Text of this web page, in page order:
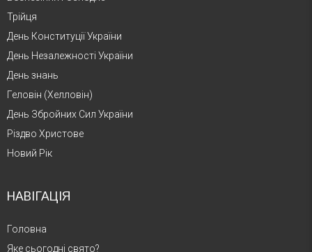
Трійця
День Конституції України
День Незалежності України
День знань
Геловін (Хелловін)
День Збройних Сил України
Різдво Христове
Новий Рік
НАВІГАЦІЯ
Головна
Яке сьогодні свято?